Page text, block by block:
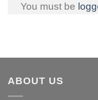
You must be
ABOUT US